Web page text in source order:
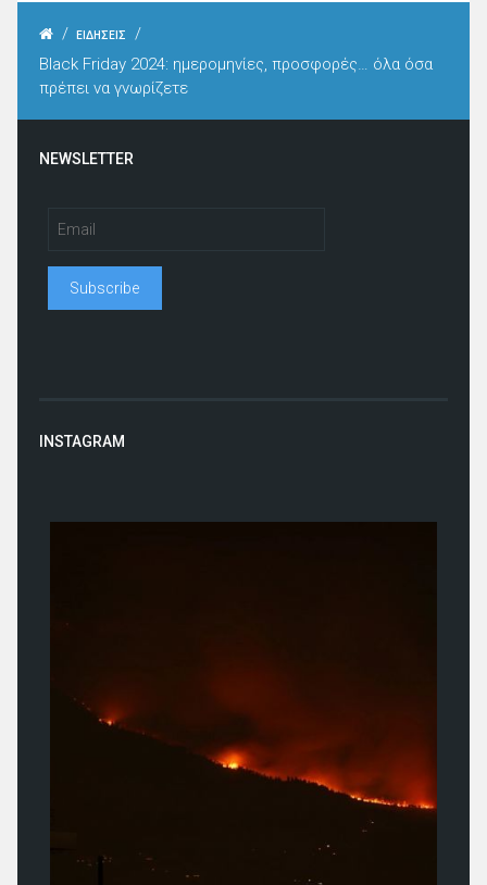
/ ΕΙΔΗΣΕΙΣ
/
Black Friday 2024: ημερομηνίες, προσφορές… όλα όσα
πρέπει να γνωρίζετε
NEWSLETTER
INSTAGRAM